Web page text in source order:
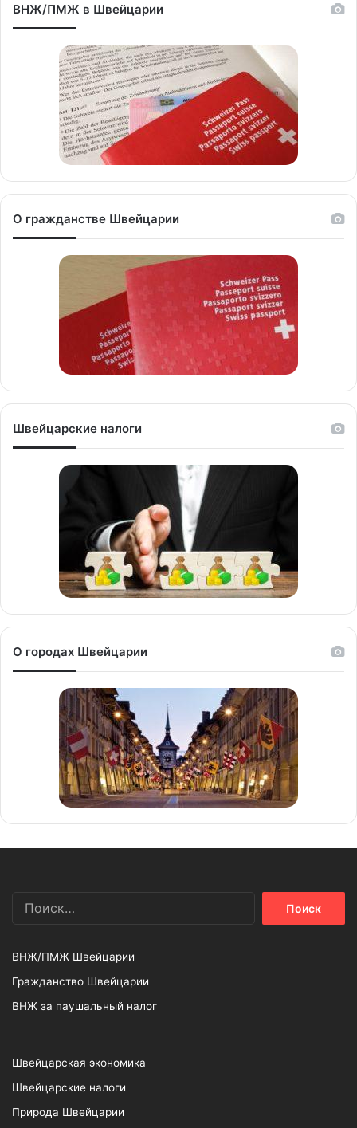
ВНЖ/ПМЖ в Швейцарии
О гражданстве Швейцарии
Швейцарские налоги
О городах Швейцарии
ВНЖ/ПМЖ Швейцарии
Гражданство Швейцарии
ВНЖ за паушальный налог
Швейцарская экономика
Швейцарские налоги
Природа Швейцарии